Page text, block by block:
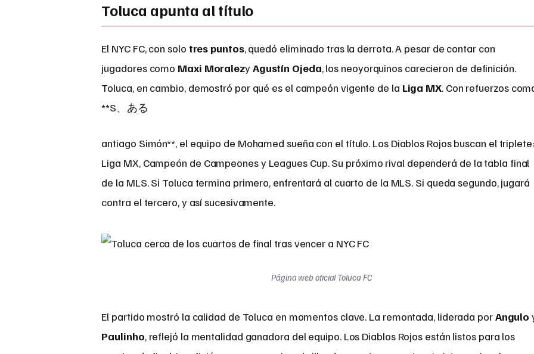
Toluca apunta al título
El NYC FC, con solo tres puntos, quedó eliminado tras la derrota. A pesar de contar con
jugadores como Maxi MoralezyAgustín Ojeda, los neoyorquinos carecieron de definición.
Toluca, en cambio, demostró por qué es el campeón vigente de la Liga MX. Con refuerzos
**S、ある
antiago Simón**, el equipo de Mohamed sueña con el título. Los Diablos Rojos buscan el triplete:
Liga MX, Campeón de Campeones y Leagues Cup. Su próximo rival dependerá de la tabla final
de la MLS. Si Toluca termina primero, enfrentará al cuarto de la MLS. Si queda segundo, jugará
contra el tercero, y así sucesivamente.
Página web oficial Toluca FC
El partido mostró la calidad de Toluca en momentos clave. La remontada, liderada porAngulo
Paulinho, reflejó la mentalidad ganadora del equipo. Los Diablos Rojos están listos para los